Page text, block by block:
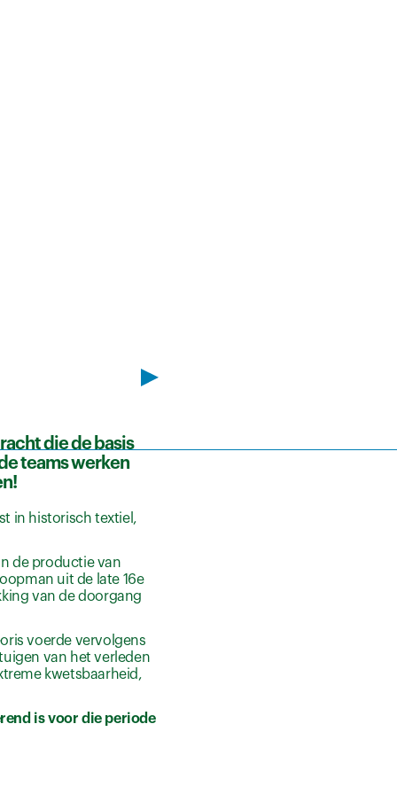
die de basis
teams werken
in historisch textiel,
de productie van
uit de late 16e
van de doorgang
voerde vervolgens
van het verleden
kwetsbaarheid,
is voor die periode